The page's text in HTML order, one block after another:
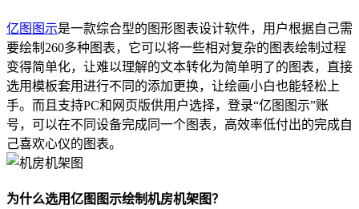
亿图图示是一款综合型的图形图表设计软件，用户根据自己需
要绘制260多种图表，它可以将一些相对复杂的图表绘制过程
变得简单化，让难以理解的文本转化为简单明了的图表，直接
选用模板套用进行不同的添加更换，让绘画小白也能轻松上
手。而且支持PC和网页版供用户选择，登录“亿图图示”账
号，可以在不同设备完成同一个图表，高效率低付出的完成自
己喜欢心仪的图表。
为什么选用亿图图示绘制机房机架图？